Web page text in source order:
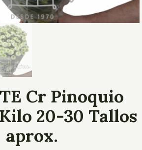
Cr Pinoquio
20-30 Tallos
aprox.